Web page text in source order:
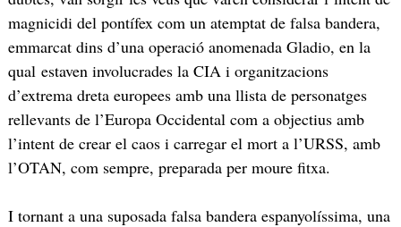
magnicidi del pontífex com un atemptat de falsa bandera,
emmarcat dins d’una operació anomenada Gladio, en la
qual estaven involucrades la CIA i organitzacions
d’extrema dreta europees amb una llista de personatges
rellevants de l’Europa Occidental com a objectius amb
l’intent de crear el caos i carregar el mort a l’URSS, amb
l’OTAN, com sempre, preparada per moure fitxa.
I tornant a una suposada falsa bandera espanyolíssima, una